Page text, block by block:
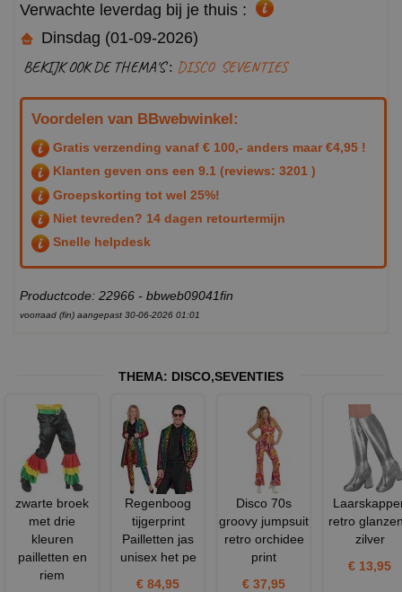
Verwachte leverdag bij je thuis :
Dinsdag (01-09-2026)
BEKIJK OOK DE THEMA'S : DISCO SEVENTIES
Voordelen van BBwebwinkel:
Gratis verzending vanaf € 100,- anders maar €4,95 !
Klanten geven ons een 9.1 (reviews: 3201 )
Groepskorting tot wel 25%!
Niet tevreden? 14 dagen retourtermijn
Snelle helpdesk
Productcode: 22966 - bbweb09041fin
voorraad (fin) aangepast 30-06-2026 01:01
THEMA: DISCO,SEVENTIES
zwarte broek
met drie
kleuren
pailletten en
riem
Regenboog
tijgerprint
Pailletten jas
unisex het pe
€ 84,95
Disco 70s
groovy jumpsuit
retro orchidee
print
€ 37,95
retro
zilver
€ 13,95